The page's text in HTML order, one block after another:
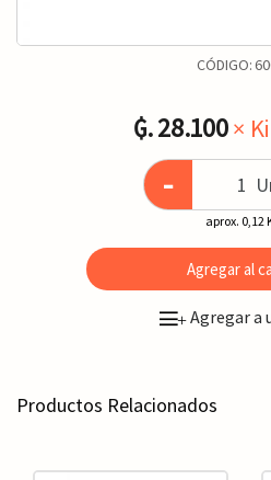
CÓDIGO:
₲. 28.100×
-
aprox. 0,12
Agregar al
+Agregar a
Productos Relacionados